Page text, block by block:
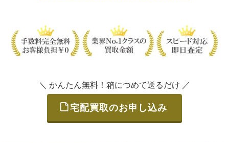
＼ かんたん無料！箱につめて送るだけ ／
宅配買取のお申し込み